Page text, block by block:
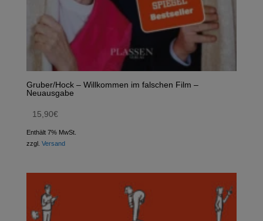
Gruber/Hock – Willkommen im falschen Film –
Neuausgabe
15,90€
Enthält 7% MwSt.
zzgl. Versand